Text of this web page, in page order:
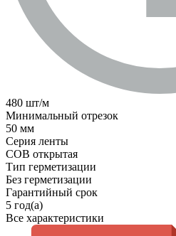
480 шт/м
Минимальный отрезок
50 мм
Серия ленты
COB открытая
Тип герметизации
Без герметизации
Гарантийный срок
5 год(а)
Все характеристики